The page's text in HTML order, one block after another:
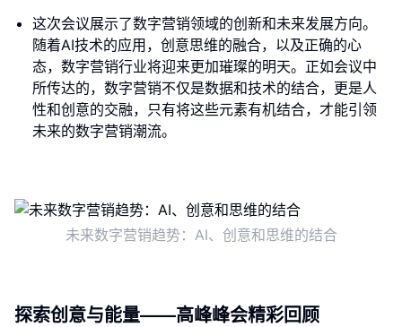
这次会议展示了数字营销领域的创新和未来发展方向。
随着AI技术的应用，创意思维的融合，以及正确的心
态，数字营销行业将迎来更加璀璨的明天。正如会议中
所传达的，数字营销不仅是数据和技术的结合，更是人
性和创意的交融，只有将这些元素有机结合，才能引领
未来的数字营销潮流。
未来数字营销趋势：AI、创意和思维的结合
探索创意与能量——高峰峰会精彩回顾